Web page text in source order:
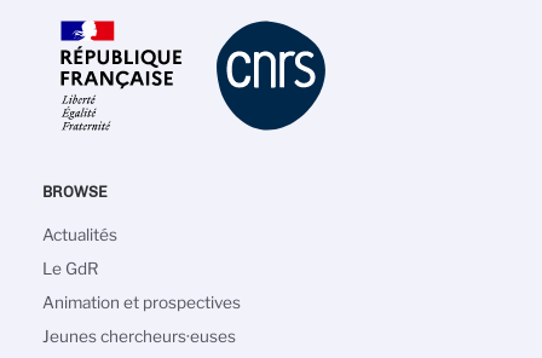
BROWSE
Navigation
principale
Actualités
Le GdR
Animation et prospectives
Jeunes chercheurs·euses